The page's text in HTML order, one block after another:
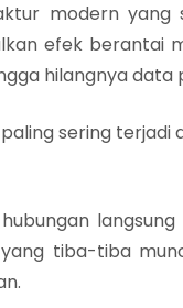
modern
efek berantai
hilangnya data
sering terjadi
tiba-tiba